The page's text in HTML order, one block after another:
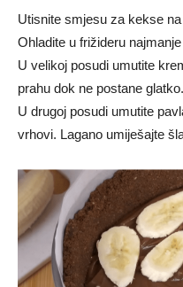
Utisnite smjesu za kekse
Ohladite u frižideru
U velikoj posudi umutite
prahu dok ne postane glatko.
U drugoj posudi umutite
vrhovi. Lagano umiješajte